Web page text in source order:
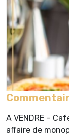
A VENDRE –
affaire de